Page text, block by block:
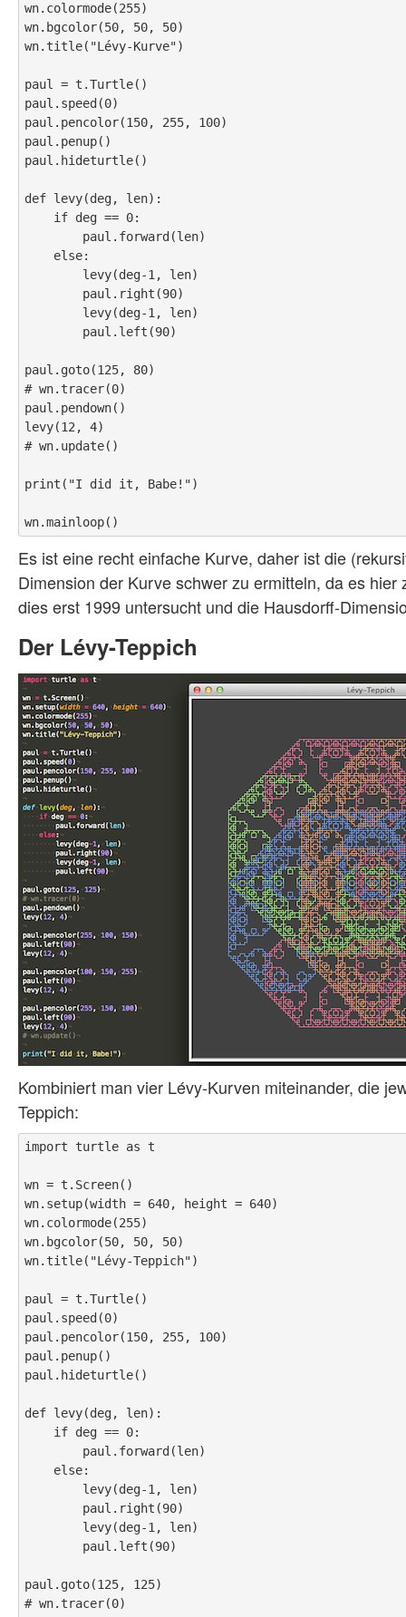
wn.colormode(255)
wn.bgcolor(50, 50, 50)
wn.title("Lévy-Kurve")
paul = t.Turtle()
paul.speed(0)
paul.pencolor(150, 255, 100)
paul.penup()
paul.hideturtle()
def levy(deg, len):
paul.goto(125, 80)
# wn.tracer(0)
paul.pendown()
levy(12, 4)
# wn.update()
print("I did it, Babe!")
Es ist eine recht einfache Kurve, daher ist die
Dimension der Kurve schwer zu ermitteln, da es
dies erst 1999 untersucht und die Hausdorff-
Der Lévy-Teppich
Kombiniert man vier Lévy-Kurven miteinander, die
Teppich:
import turtle as t
wn = t.Screen()
wn.setup(width = 640, height = 640)
wn.colormode(255)
wn.bgcolor(50, 50, 50)
wn.title("Lévy-Teppich")
paul = t.Turtle()
paul.speed(0)
paul.pencolor(150, 255, 100)
paul.penup()
paul.hideturtle()
def levy(deg, len):
paul.goto(125, 125)
# wn.tracer(0)